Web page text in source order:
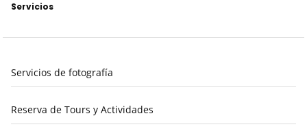
Servicios
Servicios de fotografía
Reserva de Tours y Actividades